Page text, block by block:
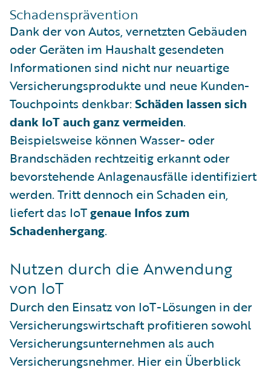
Schadensprävention
Dank der von Autos, vernetzten Gebäuden
oder Geräten im Haushalt gesendeten
Informationen sind nicht nur neuartige
Versicherungsprodukte und neue Kunden-
Touchpoints denkbar: Schäden lassen sich
dank IoT auch ganz vermeiden.
Beispielsweise können Wasser- oder
Brandschäden rechtzeitig erkannt oder
bevorstehende Anlagenausfälle identifiziert
werden. Tritt dennoch ein Schaden ein,
liefert das IoTgenaue Infos zum
Schadenhergang.
Nutzen durch die Anwendung
von IoT
Durch den Einsatz von IoT-Lösungen in der
Versicherungswirtschaft profitieren sowohl
Versicherungsunternehmen als auch
Versicherungsnehmer. Hier ein Überblick